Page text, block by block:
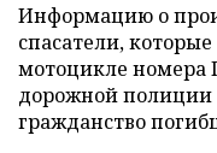
Информацию о
спасатели,
мотоцикле номера
дорожной полиции
гражданство